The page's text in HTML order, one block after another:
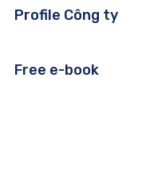
Profile Công ty
Free e-book